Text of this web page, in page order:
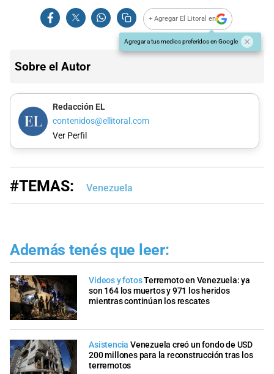
+ Agregar El Litoral en
Agregar a tus medios preferidos en Google
Sobre el Autor
Redacción EL
contenidos@ellitoral.com
Ver Perfil
#TEMAS: Venezuela
Además tenés que leer:
Videos y fotosTerremoto en Venezuela: ya
son 164 los muertos y 971 los heridos
mientras continúan los rescates
Asistencia Venezuela creó un fondo de USD
200 millones para la reconstrucción tras los
terremotos